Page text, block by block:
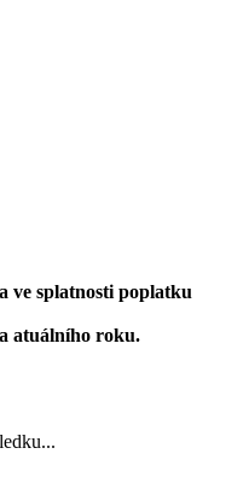
ve splatnosti poplatku
atuálního roku.